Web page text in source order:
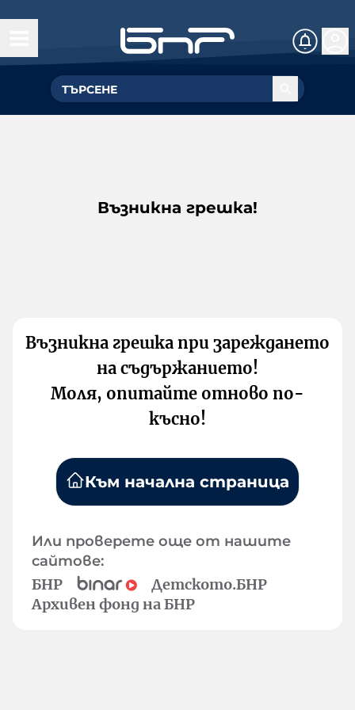
Възникна грешка!
Възникна грешка при зареждането
на съдържанието!
Моля, опитайте отново по-
късно!
Към начална страница
Или проверете още от нашите
сайтове:
БНР
Детското.БНР
Архивен фонд на БНР